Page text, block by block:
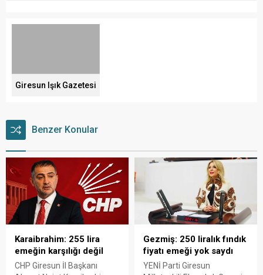
Giresun Işık Gazetesi
Benzer Konular
Karaibrahim: 255 lira
emeğin karşılığı değil
CHP Giresun İl Başkanı
Gezmiş: 250 liralık fındık
fiyatı emeği yok saydı
YENİ Parti Giresun